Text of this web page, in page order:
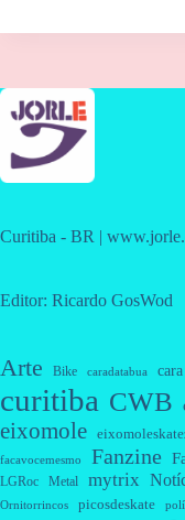
Curitiba - BR |
Editor: Ricardo GosWod
Arte Bike caradatabua
curitiba CWB
eixomole
facavocemesmo Fanzine
LGRoc Metal mytrix
Ornitorrincos picosdeskate